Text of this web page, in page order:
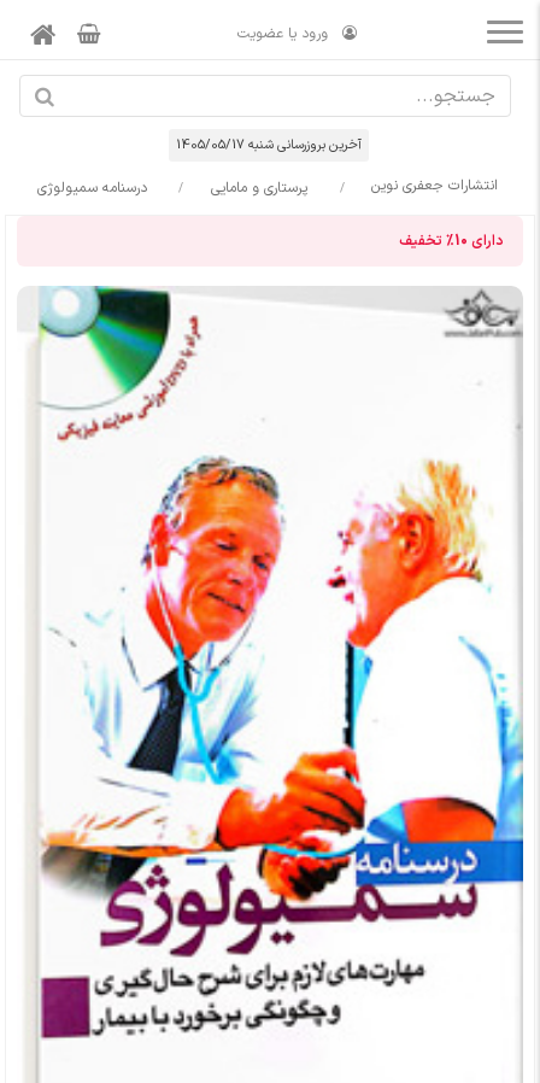
ورود یا عضویت
آخرین بروزرسانی شنبه 1405/05/17
انتشارات جعفری نوین پرستاری و مامایی درسنامه سمیولوژی
دارای 10% تخفیف